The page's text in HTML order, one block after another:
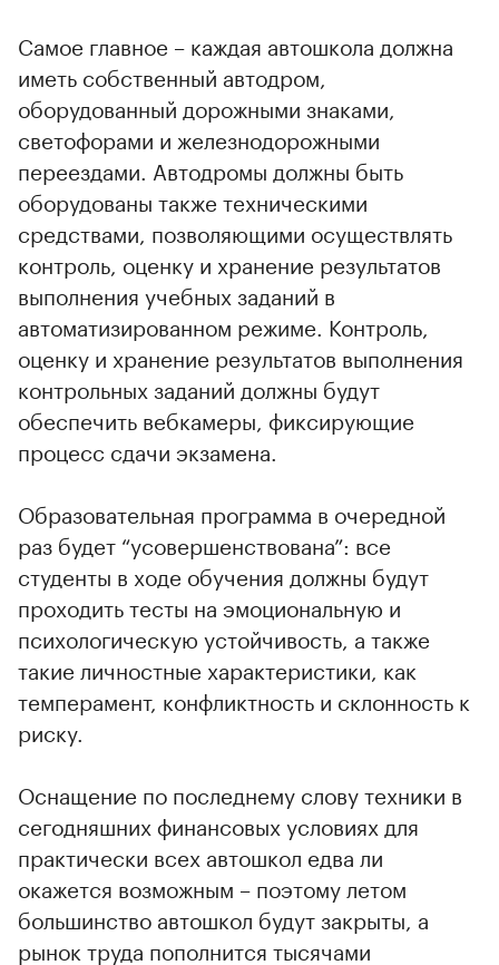
Самое главное – каждая автошкола должна
иметь собственный автодром,
оборудованный дорожными знаками,
светофорами и железнодорожными
переездами. Автодромы должны быть
оборудованы также техническими
средствами, позволяющими осуществлять
контроль, оценку и хранение результатов
выполнения учебных заданий в
автоматизированном режиме. Контроль,
оценку и хранение результатов выполнения
контрольных заданий должны будут
обеспечить вебкамеры, фиксирующие
процесс сдачи экзамена.
Образовательная программа в очередной
раз будет “усовершенствована”: все
студенты в ходе обучения должны будут
проходить тесты на эмоциональную и
психологическую устойчивость, а также
такие личностные характеристики, как
темперамент, конфликтность и склонность к
риску.
Оснащение по последнему слову техники в
сегодняшних финансовых условиях для
практически всех автошкол едва ли
окажется возможным – поэтому летом
большинство автошкол будут закрыты, а
рынок труда пополнится тысячами